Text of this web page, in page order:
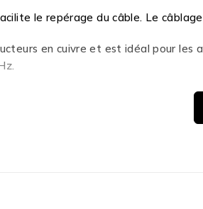
le repérage du câble. Le
en cuivre et est idéal pour